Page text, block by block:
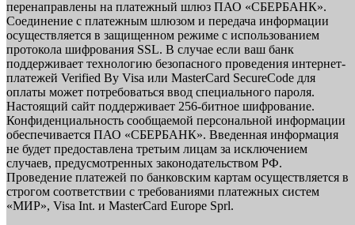
перенаправлены на платежный шлюз ПАО «СБЕРБАНК».
Соединение с платежным шлюзом и передача информации
осуществляется в защищенном режиме с использованием
протокола шифрования SSL. В случае если ваш банк
поддерживает технологию безопасного проведения интернет-
платежей Verified By Visa или MasterCard SecureCode для
оплаты может потребоваться ввод специального пароля.
Настоящий сайт поддерживает 256-битное шифрование.
Конфиденциальность сообщаемой персональной информации
обеспечивается ПАО «СБЕРБАНК». Введенная информация
не будет предоставлена третьим лицам за исключением
случаев, предусмотренных законодательством РФ.
Проведение платежей по банковским картам осуществляется в
строгом соответствии с требованиями платежных систем
«МИР», Visa Int. и MasterCard Europe Sprl.